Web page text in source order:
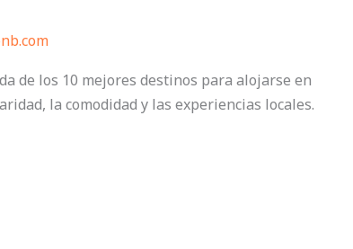
de los 10 mejores destinos para alojarse en
la comodidad y las experiencias locales.